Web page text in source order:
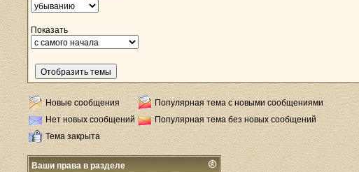
Показать
Новые сообщения
Популярная тема с новыми сообщениями
Нет новых сообщений
Популярная тема без новых сообщений
Тема закрыта
Ваши права в разделе